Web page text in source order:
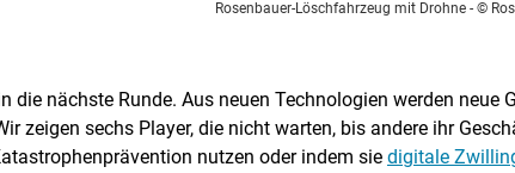
Rosenbauer-Löschfahrzeug mit Drohne- ©
die nächste Runde. Aus neuen Technologien werden
zeigen sechs Player, die nicht warten, bis andere ihr
nutzen oder indem sie digitale